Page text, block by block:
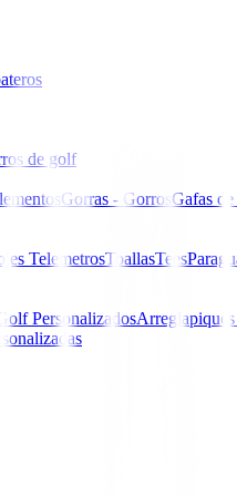
de golf
Gorras - Gorros Gafas
TelemetrosToallasTees
Personalizados